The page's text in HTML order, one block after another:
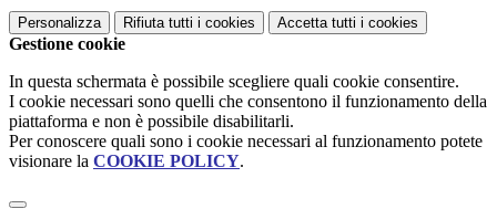
Personalizza Rifiuta tutti i cookies Accetta tutti i cookies
Gestione cookie
In questa schermata è possibile scegliere quali cookie consentire.
I cookie necessari sono quelli che consentono il funzionamento della
piattaforma e non è possibile disabilitarli.
Per conoscere quali sono i cookie necessari al funzionamento potete
visionare la COOKIE POLICY.